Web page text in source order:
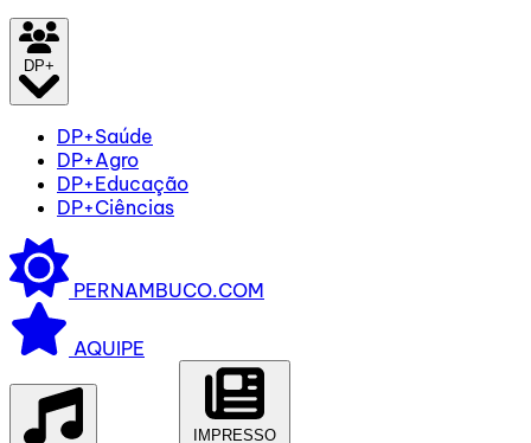
DP+
DP+Saúde
DP+Agro
DP+Educação
DP+Ciências
PERNAMBUCO.COM
AQUIPE
IMPRESSO